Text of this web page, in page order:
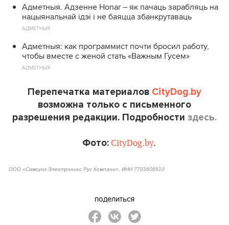
Адметныя. Адзенне Honar – як пачаць зарабляць на
нацыянальнай ідэі і не баяцца збанкрутаваць
АДМЕТНЫЯ
Адметныя: как программист почти бросил работу,
чтобы вместе с женой стать «Важным Гусем»
АДМЕТНЫЯ
Перепечатка материалов CityDog.by
возможна только с письменного
разрешения редакции. Подробности здесь.
Фото: CityDog.by.
ООО «Самсунг Электроникс Рус Компани», ИНН 7703608910
поделиться